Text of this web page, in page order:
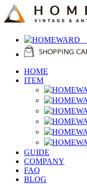
HOME
ITEM
GUIDE
COMPANY
FAQ
BLOG